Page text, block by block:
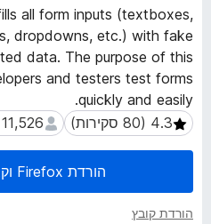
ד
פ
ן
F
r
e
o
all form inputs (textboxes,
dropdowns, etc.) with fake
data. The purpose of this
and testers test forms
quickly and easily.
11,526 משתמשים
11,526 משתמשים
הורדת Firefox וקבלת ההרחבה
הורדת קובץ
ע
ל
ש
ל
ה
ה
ר
ח
ה